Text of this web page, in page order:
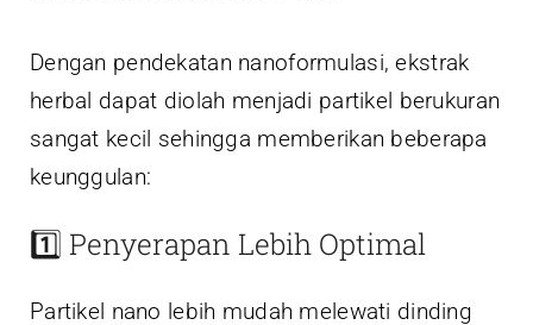
Dengan pendekatan nanoformulasi, ekstrak
herbal dapat diolah menjadi partikel berukuran
sangat kecil sehingga memberikan beberapa
keunggulan:
1️⃣ Penyerapan Lebih Optimal
Partikel nano lebih mudah melewati dinding